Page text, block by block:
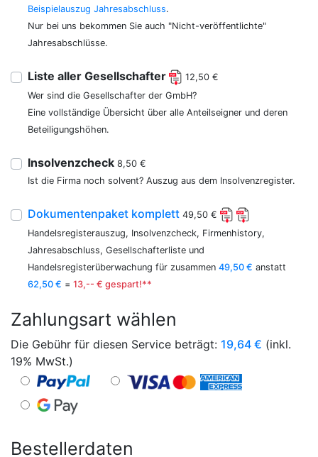
Beispielauszug Jahresabschluss.
Nur bei uns bekommen Sie auch "Nicht-veröffentlichte"
Jahresabschlüsse.
Liste aller Gesellschafter
12,50 €
Wer sind die Gesellschafter der GmbH?
Eine vollständige Übersicht über alle Anteilseigner und deren
Beteiligungshöhen.
Insolvenzcheck 8,50 €
Ist die Firma noch solvent? Auszug aus dem Insolvenzregister.
Dokumentenpaket komplett 49,50 €
Handelsregisterauszug, Insolvenzcheck, Firmenhistory,
Jahresabschluss, Gesellschafterliste und
Handelsregisterüberwachung für zusammen 49,50 € anstatt
62,50 € = 13,-- € gespart!**
Zahlungsart wählen
Die Gebühr für diesen Service beträgt: 19,64 € (inkl.
19% MwSt.)
Bestellerdaten